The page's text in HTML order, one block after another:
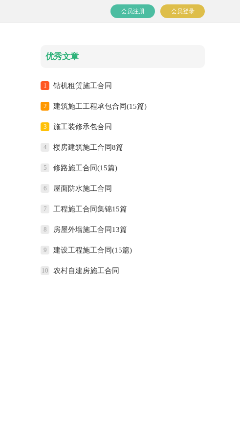
会员登录
会员注册
优秀文章
1 钻机租赁施工合同
2 建筑施工工程承包合同(15篇)
3 施工装修承包合同
4 楼房建筑施工合同8篇
5 修路施工合同(15篇)
6 屋面防水施工合同
7 工程施工合同集锦15篇
8 房屋外墙施工合同13篇
9 建设工程施工合同(15篇)
10 农村自建房施工合同